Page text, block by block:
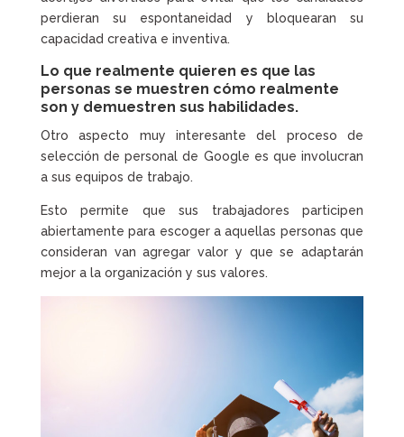
perdieran su espontaneidad y bloquearan su
capacidad creativa e inventiva.
Lo que realmente quieren es que las
personas se muestren cómo realmente
son y demuestren sus habilidades.
Otro aspecto muy interesante del proceso de
selección de personal de Google es que involucran
a sus equipos de trabajo.
Esto permite que sus trabajadores participen
abiertamente para escoger a aquellas personas que
consideran van agregar valor y que se adaptarán
mejor a la organización y sus valores.